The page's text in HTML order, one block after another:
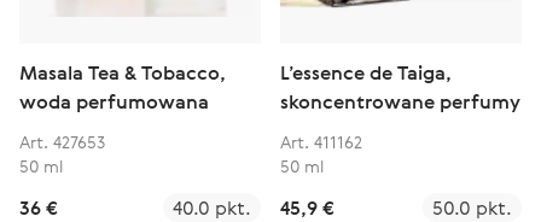
Masala Tea & Tobacco,
woda perfumowana
Art. 427653
50 ml
36 € 40.0 pkt.
L’essence de Taiga,
skoncentrowane perfumy
Art. 411162
50 ml
45,9 € 50.0 pkt.